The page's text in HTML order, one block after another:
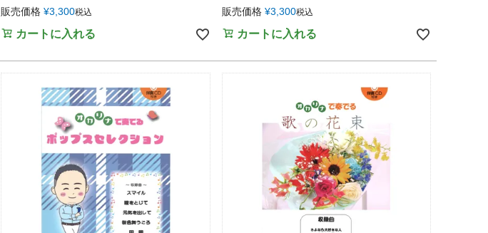
販売価格 ¥3,300税込
カートに入れる
販売価格 ¥3,300税込
カートに入れる